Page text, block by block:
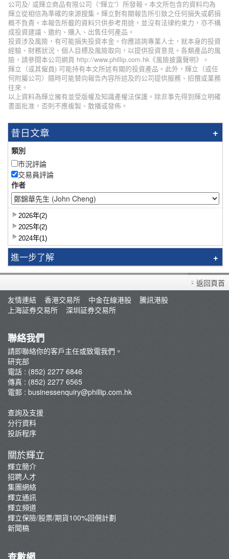
公司及/ 或輝立商品有限公司（“輝立”）所發報。本文所包含的資料均為
輝立從相信為準確的來源搜集。輝立對有關報告所引致之任何損失或虧損
概不負責。本報告所載的資料只供参考用途，並沒有法律約束力，亦不構
成投資建議、邀約、購入、出售任何產品。
投資涉及風險，有可能損失投資本金。你應諮詢專業人士，就本身的投資
經驗、財務狀況、個人目標及風險取向，以提供投資意見。各類產品的風
險，請參閱本公司網頁 http://www.phillip.com.hk《風險披露聲明》。
輝立（或其僱員) 可能持有本文所述有關的投資產品。此外，輝立（或任
何附屬公司）隨時可能替向報告內容所述及的公司提供服務、招攬或業務
往來。
以上資料為輝立擁有並受版權及知識產權法保護。除非事先得到輝立明確
書面批准，否則不應複製、散播或發佈。
昔日文章
類別
市況評論
交易員評論
作者
2026年(2)
2025年(2)
2024年(1)
進一步了解
研究報告
智識揀股
市況評論
返回頁首
友情連結
香港交易所 中金在線港股
騰訊港股
上海証券交易所
深圳証券交易所
聯絡我們
請即聯絡你的客戶主任或致電我們。
研究部
電話 : (852) 2277 6846
傳真 : (852) 2277 6565
電郵 : businessenquiry@phillip.com.hk
查詢及支援
分行資料
投訴程序
關於輝立
輝立簡介
招聘人才
集團網絡
輝立通訊
輝立頻道
輝立保險/股票/期貨100%回佣計劃
新聞稿